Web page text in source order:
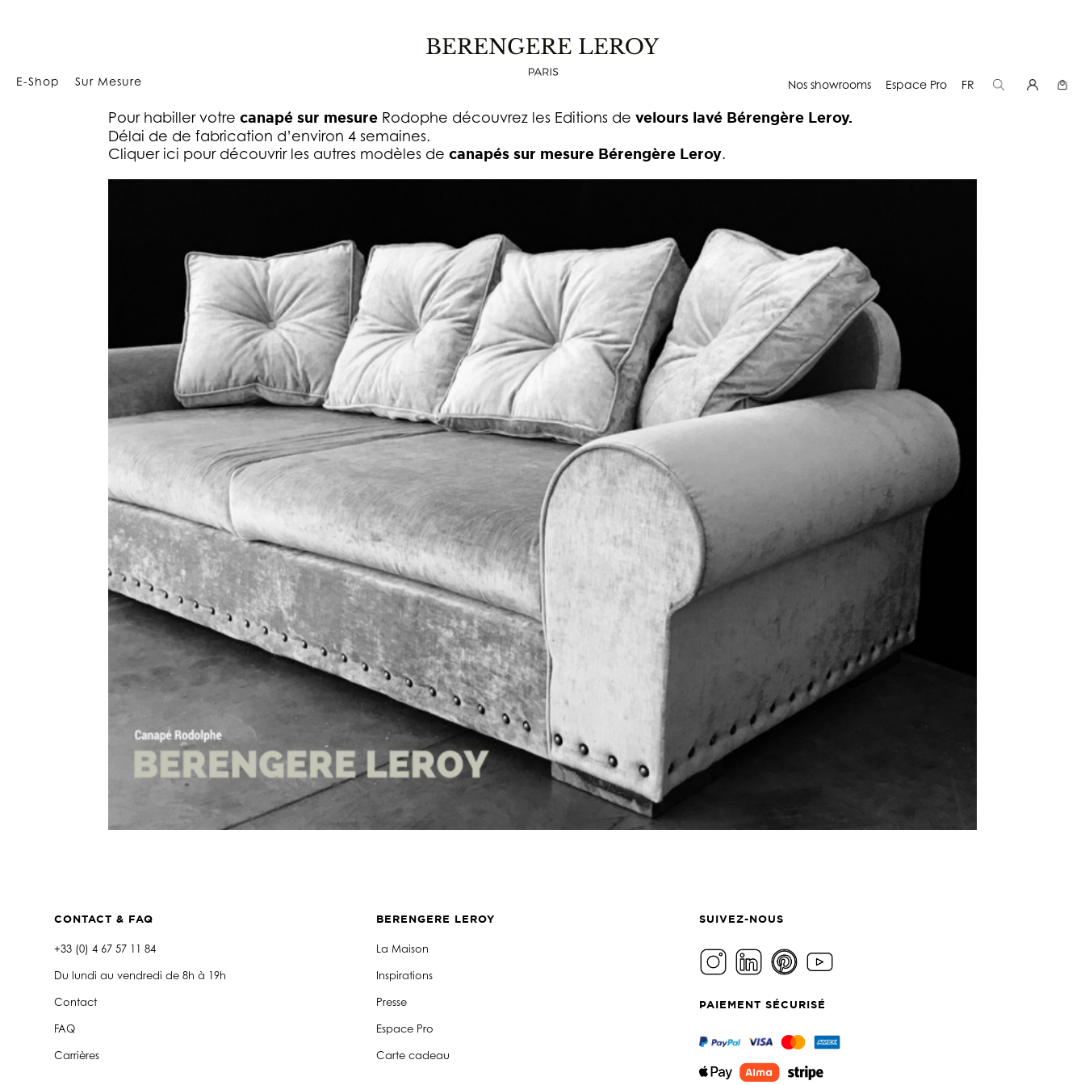
E-Shop Sur Mesure Nos showrooms Espace Pro FR
CANAPÉ SUR MESURE RODOLPHE EN VELOURS LAVÉ
Pour habiller votre canapé sur mesure Rodophe découvrez les Editions develours lavé Bérengère Leroy.
Délai de de fabrication d’environ 4 semaines.
Cliquer ici pour découvrir les autres modèles decanapés sur mesure Bérengère Leroy.
CONTACT & FAQ
+33 (0) 4 67 57 11 84
Du lundi au vendredi de 8h à 19h
Contact
FAQ
Carrières
BERENGERE LEROY
La Maison
Inspirations
Presse
Espace Pro
Carte cadeau
SUIVEZ-NOUS
PAIEMENT SÉCURISÉ